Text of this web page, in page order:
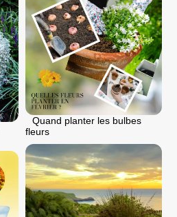
Quand planter les bulbes
fleurs